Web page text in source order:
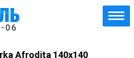
06
Afrodita 140x140